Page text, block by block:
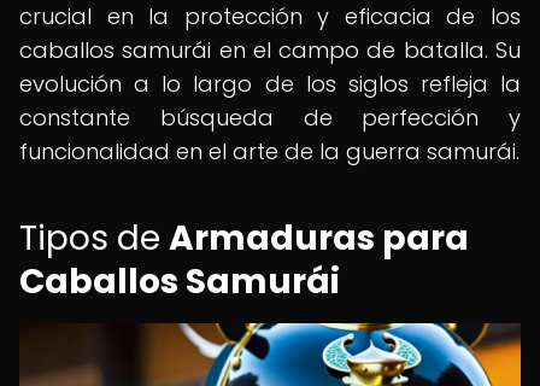
crucial en la protección y eficacia de los
caballos samurái en el campo de batalla. Su
evolución a lo largo de los siglos refleja la
constante búsqueda de perfección y
funcionalidad en el arte de la guerra samurái.
Tipos de Armaduras para
Caballos Samurái